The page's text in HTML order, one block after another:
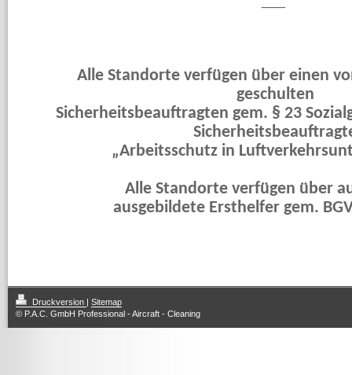
Alle Standorte verfügen über einen
geschulten
Sicherheitsbeauftragten gem. § 23
„Arbeitsschutz in
Alle Standorte verfügen über
ausgebildete Ersthelfer gem.
Druckversion | Sitemap
© P.A.C. GmbH Professional - Aircraft - Cleaning